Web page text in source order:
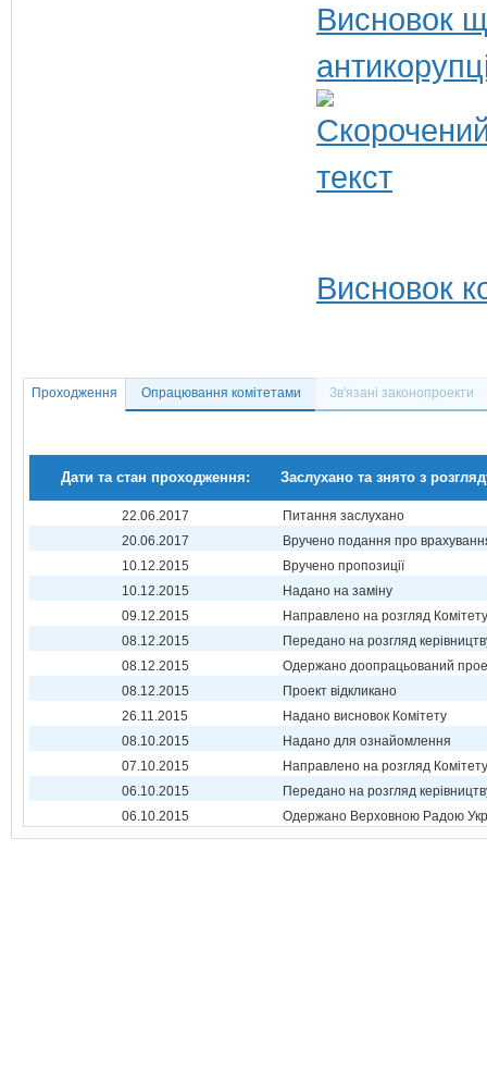
Висновок
Висновок
Проходження Опрацювання комітетами Зв'язані законопроекти
Дати та стан проходження: Заслухано та знято з
22.06.2017
Питання заслухано
20.06.2017
Вручено подання про
10.12.2015
Вручено пропозиції
10.12.2015
Надано на заміну
09.12.2015
Направлено на розгляд Комітету
08.12.2015
Передано на розгляд
08.12.2015
Одержано доопрацьований
08.12.2015
Проект відкликано
26.11.2015
Надано висновок Комітету
08.10.2015
Надано для ознайомлення
07.10.2015
Направлено на розгляд Комітету
06.10.2015
Передано на розгляд
06.10.2015
Одержано Верховною Радою